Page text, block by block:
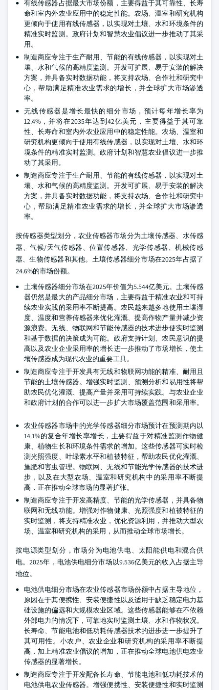
有线传感器占据最大市场份额，主要得益于其可靠性、长寿
命和室内外农业应用中的稳定性能。农场、温室和研究机构
更倾向于使用有线传感器，以实现对土壤、水和环境条件的
精准实时监测。政府计划和智慧农业倡议进一步推动了其采
用。
制造商应专注于生产耐用、节能的有线传感器，以实现对土
壤、水和气候的高精度监测。开发可扩展、易于安装的解决
方案，并具备实时数据功能，将支持农场、合作社和研究中
心，帮助满足精准农业需求的增长，并全球扩大市场渗透
率。
无线传感器是增长最快的细分市场，预计每年增长率为
12.4%，并将在2035年达到42亿美元，主要得益于其可靠
性、长寿命和室内外农业应用中的稳定性能。农场、温室和
研究机构更倾向于使用有线传感器，以实现对土壤、水和环
境条件的精准实时监测。政府计划和智慧农业倡议进一步推
动了其采用。
制造商应专注于生产耐用、节能的有线传感器，以实现对土
壤、水和气候的高精度监测。开发可扩展、易于安装的解决
方案，并具备实时数据功能，将支持农场、合作社和研究中
心，帮助满足精准农业需求的增长，并全球扩大市场渗透
率。
按传感器类型划分，农业传感器市场分为土壤传感器、水传感
器、气候/天气传感器、位置传感器、光学传感器、机械传感
器、生物传感器和其他。土壤传感器细分市场在2025年占据了
24.6%的市场份额。
土壤传感器细分市场在2025年价值为5.544亿美元。土壤传感
器仍然是最大的产品细分市场，主要得益于精准农业和可持
续农业实践的采用率不断提高。农民越来越多地使用土壤湿
度、温度和营养传感器来优化灌溉、提高作物产量并减少资
源浪费。无线、物联网和节能传感器的技术进步使实时监测
和基于数据的决策成为可能。政府支持计划、农民意识的提
高以及农业企业采用率的增长进一步推动了市场增长，使土
壤传感器成为现代农业的重要工具。
制造商应专注于开发具有无线和物联网功能的精准、耐用且
节能的土壤传感器。增强实时监测、预测分析和易用性将帮
助农民优化灌溉、提高产量并采用可持续实践。与农业企业
和政府计划的合作可以进一步扩大市场覆盖范围和采用率。
农业传感器市场中的光学传感器细分市场预计在预测期内以
14.1%的复合年增长率增长，主要得益于对精准监测作物健
康、植物生长和环境条件需求的增加。这些传感器可实时检
测光照强度、叶绿素水平和植被特征，帮助农民优化灌溉、
施肥和害虫管理。物联网、无线和节能光学传感器的技术进
步，以及在大型农场、温室和研究机构中的采用率不断提
高，正在推动全球市场的显著扩张。
制造商应专注于开发高精度、节能的光学传感器，并具备物
联网和无线功能。增强对作物健康、光照强度和植被特征的
实时监测，将支持精准农业，优化资源利用，并推动大型农
场、温室和研究机构的采用，从而推动全球市场增长。
按电源类型划分，市场分为电池供电、太阳能供电和混合供
电。2025年，电池供电细分市场以9.536亿美元的收入占据主导
地位。
电池供电细分市场在农业传感器市场份额中占据主导地位，
原因在于其便携性、安装便捷性以及适用于缺乏稳定电力基
础设施的偏远和大规模农业区域。这些传感器能够在不依赖
外部电力的情况下，可靠地实时监测土壤、水和作物状况。
长寿命、节能电池和低功耗传感器技术的进步进一步提升了
其可用性。小农户、农业企业和研究机构的采用率不断提
高，加上精准农业倡议的增加，正在推动全球电池供电农业
传感器的显著增长。
制造商应专注于开发配备长寿命、节能电池和低功耗技术的
电池供电农业传感器。增强便携性、安装便捷性和实时监测